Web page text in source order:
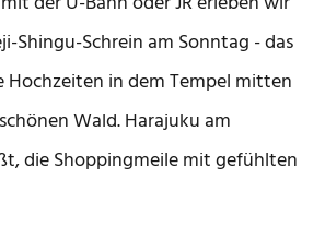
Shingu-Schrein am Sonntag - das
Hochzeiten in dem Tempel mitten
Wald. Harajuku am
die Shoppingmeile mit gefühlten